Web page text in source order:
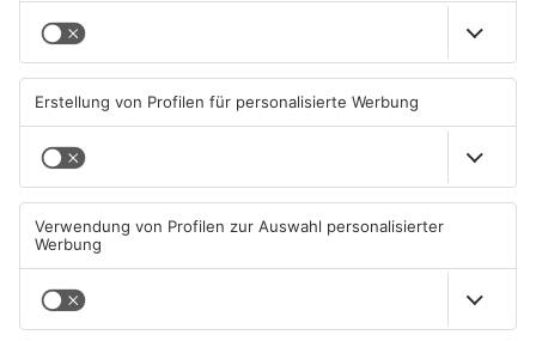
Wohnhausbrand in Maintal:
Zwei Menschen verletzt
06.08.2026, 15:42 UHR IN MAIN-
KINZIG-KREIS
Gute Nachrichten für Pendler
im Main-Kinzig-Kreis und in
Hanau
06.08.2026, 11:33 UHR IN MAIN-